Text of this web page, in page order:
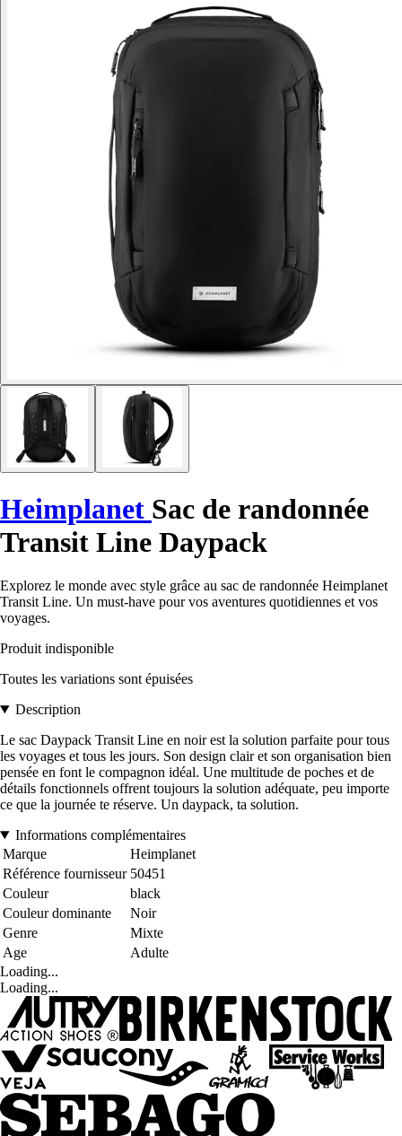
Heimplanet Sac de randonnée
Transit Line Daypack
Explorez le monde avec style grâce au sac de randonnée Heimplanet
Transit Line. Un must-have pour vos aventures quotidiennes et vos
voyages.
Produit indisponible
Toutes les variations sont épuisées
Description
Le sac Daypack Transit Line en noir est la solution parfaite pour tous
les voyages et tous les jours. Son design clair et son organisation bien
pensée en font le compagnon idéal. Une multitude de poches et de
détails fonctionnels offrent toujours la solution adéquate, peu importe
ce que la journée te réserve. Un daypack, ta solution.
Informations complémentaires
Marque
Heimplanet
Référence fournisseur 50451
Couleur
black
Couleur dominante
Noir
Genre
Mixte
Age
Adulte
Loading...
Loading...